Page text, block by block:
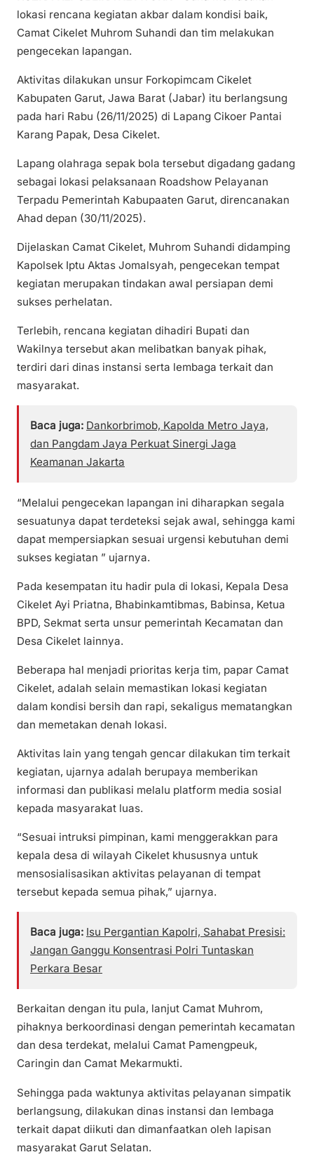
lokasi rencana kegiatan akbar dalam kondisi baik,
Camat Cikelet Muhrom Suhandi dan tim melakukan
pengecekan lapangan.
Aktivitas dilakukan unsur Forkopimcam Cikelet
Kabupaten Garut, Jawa Barat (Jabar) itu berlangsung
pada hari Rabu (26/11/2025) di Lapang Cikoer Pantai
Karang Papak, Desa Cikelet.
Lapang olahraga sepak bola tersebut digadang gadang
sebagai lokasi pelaksanaan Roadshow Pelayanan
Terpadu Pemerintah Kabupaaten Garut, direncanakan
Ahad depan (30/11/2025).
Dijelaskan Camat Cikelet, Muhrom Suhandi didamping
Kapolsek Iptu Aktas Jomalsyah, pengecekan tempat
kegiatan merupakan tindakan awal persiapan demi
sukses perhelatan.
Terlebih, rencana kegiatan dihadiri Bupati dan
Wakilnya tersebut akan melibatkan banyak pihak,
terdiri dari dinas instansi serta lembaga terkait dan
masyarakat.
Baca juga: Dankorbrimob, Kapolda Metro Jaya,
dan Pangdam Jaya Perkuat Sinergi Jaga
Keamanan Jakarta
“Melalui pengecekan lapangan ini diharapkan segala
sesuatunya dapat terdeteksi sejak awal, sehingga kami
dapat mempersiapkan sesuai urgensi kebutuhan demi
sukses kegiatan ” ujarnya.
Pada kesempatan itu hadir pula di lokasi, Kepala Desa
Cikelet Ayi Priatna, Bhabinkamtibmas, Babinsa, Ketua
BPD, Sekmat serta unsur pemerintah Kecamatan dan
Desa Cikelet lainnya.
Beberapa hal menjadi prioritas kerja tim, papar Camat
Cikelet, adalah selain memastikan lokasi kegiatan
dalam kondisi bersih dan rapi, sekaligus mematangkan
dan memetakan denah lokasi.
Aktivitas lain yang tengah gencar dilakukan tim terkait
kegiatan, ujarnya adalah berupaya memberikan
informasi dan publikasi melalu platform media sosial
kepada masyarakat luas.
“Sesuai intruksi pimpinan, kami menggerakkan para
kepala desa di wilayah Cikelet khususnya untuk
mensosialisasikan aktivitas pelayanan di tempat
tersebut kepada semua pihak,” ujarnya.
Baca juga: Isu Pergantian Kapolri, Sahabat Presisi:
Jangan Ganggu Konsentrasi Polri Tuntaskan
Perkara Besar
Berkaitan dengan itu pula, lanjut Camat Muhrom,
pihaknya berkoordinasi dengan pemerintah kecamatan
dan desa terdekat, melalui Camat Pamengpeuk,
Caringin dan Camat Mekarmukti.
Sehingga pada waktunya aktivitas pelayanan simpatik
berlangsung, dilakukan dinas instansi dan lembaga
terkait dapat diikuti dan dimanfaatkan oleh lapisan
masyarakat Garut Selatan.